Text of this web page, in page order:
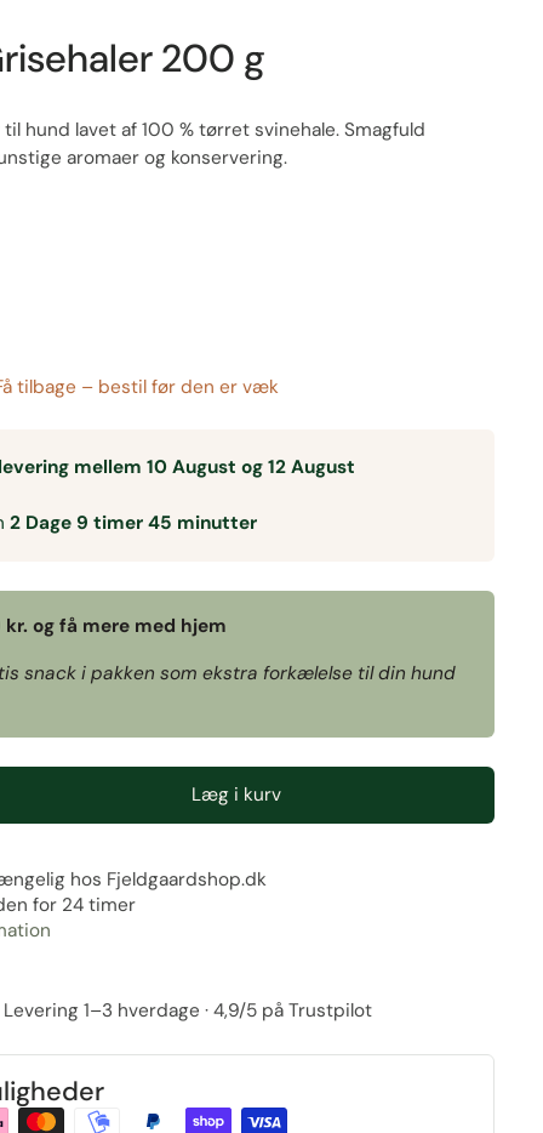
200 g
hund lavet af 100 % tørret svinehale. Smagfuld
aromaer og konservering.
tilbage – bestil før den er væk
mellem 10 August og 12 August
2 Dage 9 timer 45 minutter
og få mere med hjem
snack i pakken som ekstra forkælelse til din hund
Læg i kurv
hos Fjeldgaardshop.dk
for 24 timer
1–3 hverdage · 4,9/5 på Trustpilot